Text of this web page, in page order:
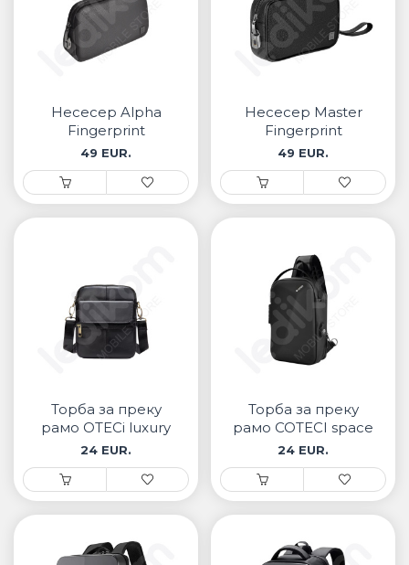
Несесер Alpha
Fingerprint
49 EUR.
Несесер Master
Fingerprint
49 EUR.
Торба за преку
рамо OTECi luxury
series
24 EUR.
Торба за преку
рамо COTECI space
series boarding lock
24 EUR.